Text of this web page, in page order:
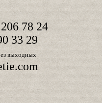
78 24
33 29
выходных